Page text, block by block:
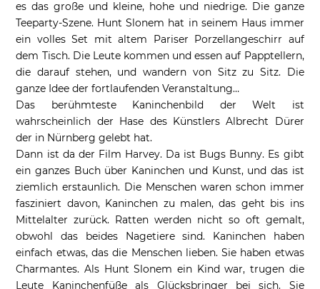
es das große und kleine, hohe und niedrige. Die ganze
Teeparty-Szene. Hunt Slonem hat in seinem Haus immer
ein volles Set mit altem Pariser Porzellangeschirr auf
dem Tisch. Die Leute kommen und essen auf Papptellern,
die darauf stehen, und wandern von Sitz zu Sitz. Die
ganze Idee der fortlaufenden Veranstaltung…
Das berühmteste Kaninchenbild der Welt ist
wahrscheinlich der Hase des Künstlers Albrecht Dürer
der in Nürnberg gelebt hat.
Dann ist da der Film Harvey. Da ist Bugs Bunny. Es gibt
ein ganzes Buch über Kaninchen und Kunst, und das ist
ziemlich erstaunlich. Die Menschen waren schon immer
fasziniert davon, Kaninchen zu malen, das geht bis ins
Mittelalter zurück. Ratten werden nicht so oft gemalt,
obwohl das beides Nagetiere sind. Kaninchen haben
einfach etwas, das die Menschen lieben. Sie haben etwas
Charmantes. Als Hunt Slonem ein Kind war, trugen die
Leute Kaninchenfüße als Glücksbringer bei sich. Sie